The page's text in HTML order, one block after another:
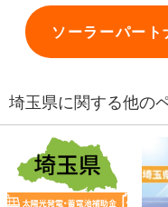
ソーラーパー
埼玉県に関する他の